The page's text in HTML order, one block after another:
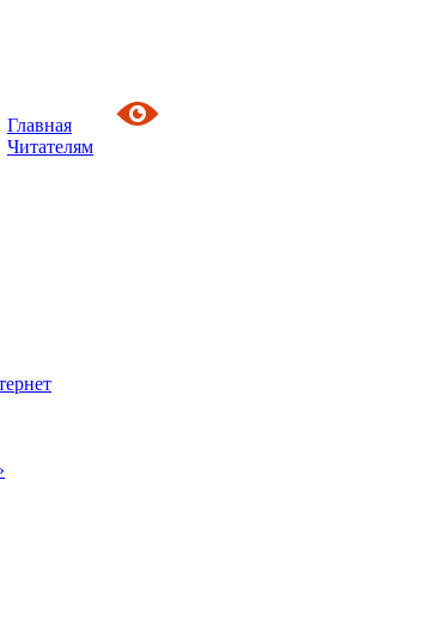
Главная
Читателям